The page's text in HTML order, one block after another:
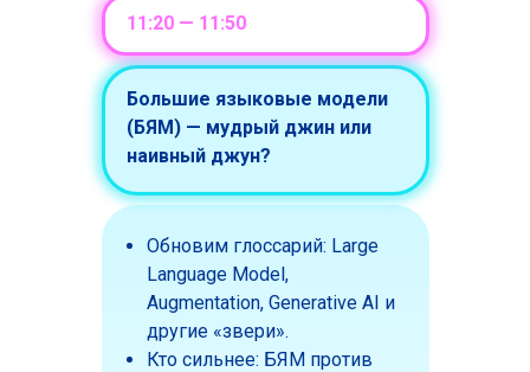
Обновим глоссарий: Large
Language Model,
Augmentation, Generative AI и
другие «звери».
Кто сильнее: БЯМ против
Большие языковые модели
(БЯМ) — мудрый джин или
наивный джун?
11:20 — 11:50